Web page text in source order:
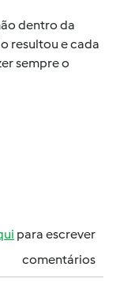
dentro da
resultou e cada
sempre o
para escrever
comentários